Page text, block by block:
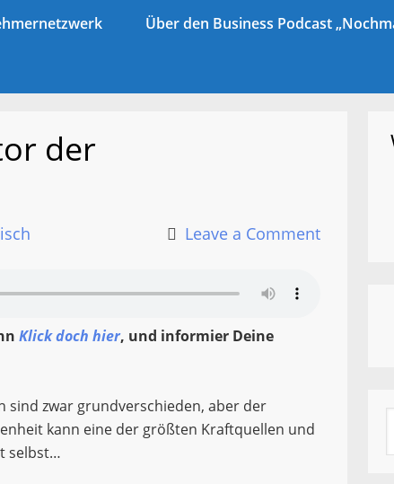
Über den Business Podcast
der
Leave a Comment
Klick doch hier, und informier Deine
sind zwar grundverschieden, aber der
kann eine der größten Kraftquellen und
selbst…